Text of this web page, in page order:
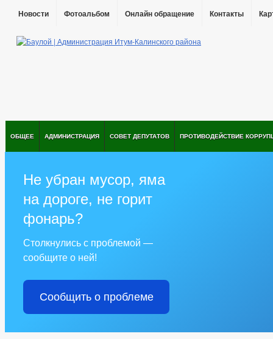
Новости Фотоальбом Онлайн обращение Контакты
ОБЩЕЕ АДМИНИСТРАЦИЯ СОВЕТ ДЕПУТАТОВ ПРОТИВОДЕЙСТВИЕ
Не убран мусор, яма
на дороге, не горит
фонарь?
Столкнулись с проблемой —
сообщите о ней!
Сообщить о проблеме